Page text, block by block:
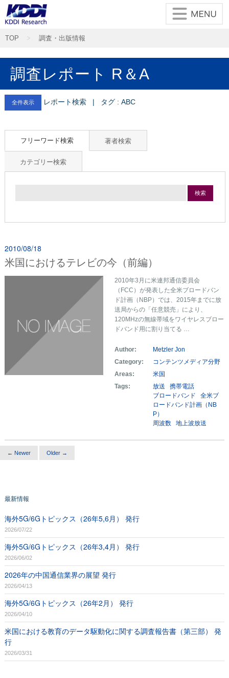
TOP 調査・出版情報
調査レポート R＆A
全件表示 レポート検索 | タグ : ABC
フリーワード検索 著者検索
カテゴリー検索
検索
2010/08/18
米国におけるテレビの今（前編）
2010年3月に米連邦通信委員会
（FCC）が発表した全米ブロードバン
ド計画（NBP）では、2015年までに放
送局からの「任意競売」により、
120MHzの無線帯域をワイヤレスブロー
ドバンド用に割り当てる …
Author:
Metzler Jon
Category:
コンテンツメディア分野
Areas:
米国
Tags:
放送
携帯電話
ブロードバンド
全米ブ
ロードバンド計画（NB
P）
周波数
地上波放送
← Newer Older →
最新情報
海外5G/6Gトピックス（26年5,6月） 発行
2026/07/22
海外5G/6Gトピックス（26年3,4月） 発行
2026/06/02
2026年の中国通信業界の展望 発行
2026/04/13
海外5G/6Gトピックス（26年2月） 発行
2026/04/10
米国における教育のデータ駆動化に関する調査報告書（第三部） 発
行
2026/03/31